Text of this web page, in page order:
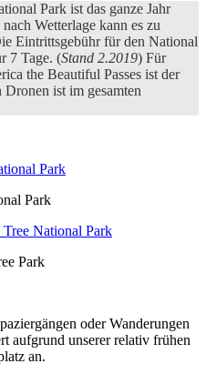
Park ist das ganze Jahr
Wetterlage kann es zu
Eintrittsgebühr für den National
7 Tage. (Stand 2.2019) Für
the Beautiful Passes ist der
ist im gesamten
Park
Park
oder Wanderungen
aufgrund unserer relativ frühen
an.